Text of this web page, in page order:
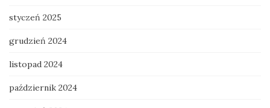
styczeń 2025
grudzień 2024
listopad 2024
październik 2024